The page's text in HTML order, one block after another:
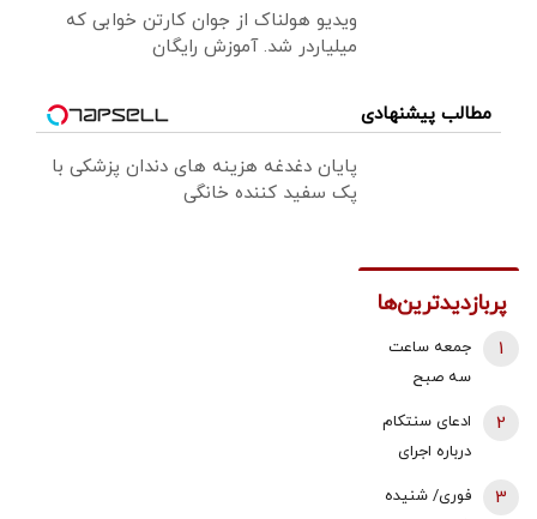
ویدیو هولناک از جوان کارتن خوابی که
میلیاردر شد. آموزش رایگان
مطالب پیشنهادی
پایان دغدغه هزینه های دندان پزشکی با
پک سفید کننده خانگی
پربازدیدترین‌ها
جمعه ساعت
سه صبح
شاید ۲۷-۲۸
1
ادعای سنتکام
درباره اجرای
2
فوری/ شنیده
3